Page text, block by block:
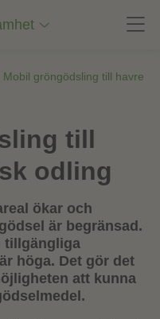
Mobil gröngödsling till havre
till
odling
ökar och
är begränsad.
tillgängliga
höga. Det gör det
att kunna